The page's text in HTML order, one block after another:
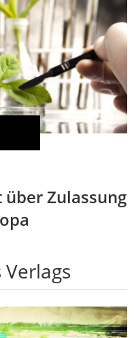
über Zulassung